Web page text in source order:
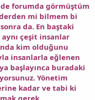
forumda görmüştüm
mi bilmem bi
da. En baştaki
çeşit insanlar
kim olduğunu
insanlarla eğlenen
başlayınca buradaki
Yönetim
kadar ve tabi ki
gerek..